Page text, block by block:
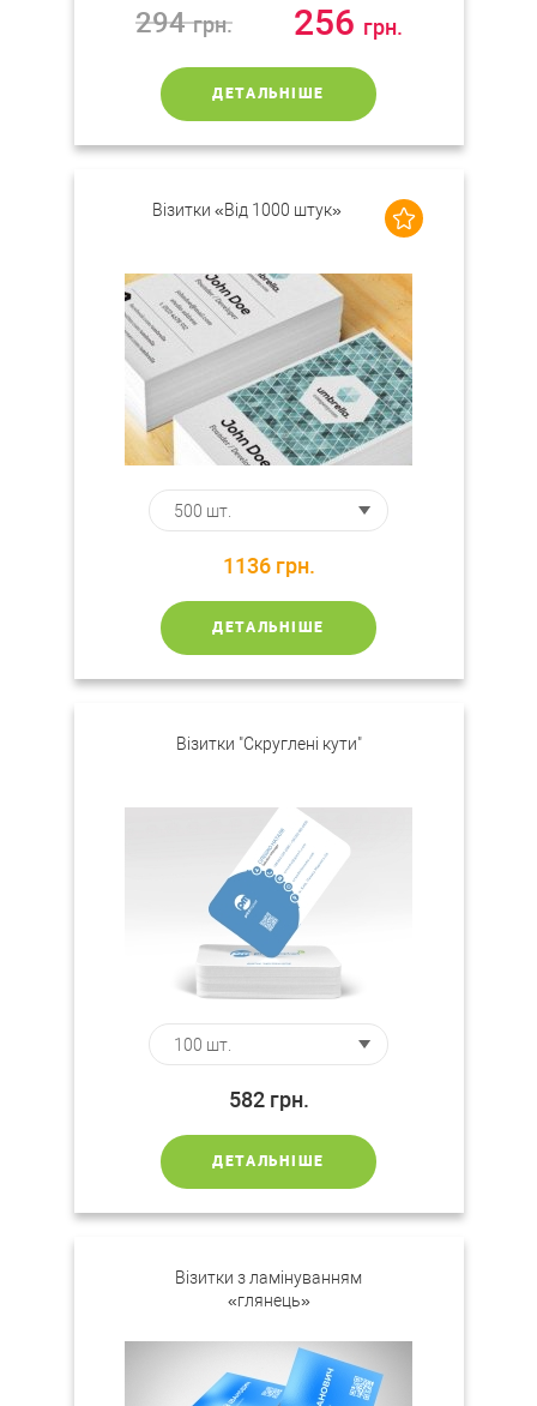
294грн. 256 грн.
ДЕТАЛЬНІШЕ
Візитки «Від 1000 штук»
1136 грн.
ДЕТАЛЬНІШЕ
Візитки "Скруглені кути"
582 грн.
ДЕТАЛЬНІШЕ
Візитки з ламінуванням
«глянець»